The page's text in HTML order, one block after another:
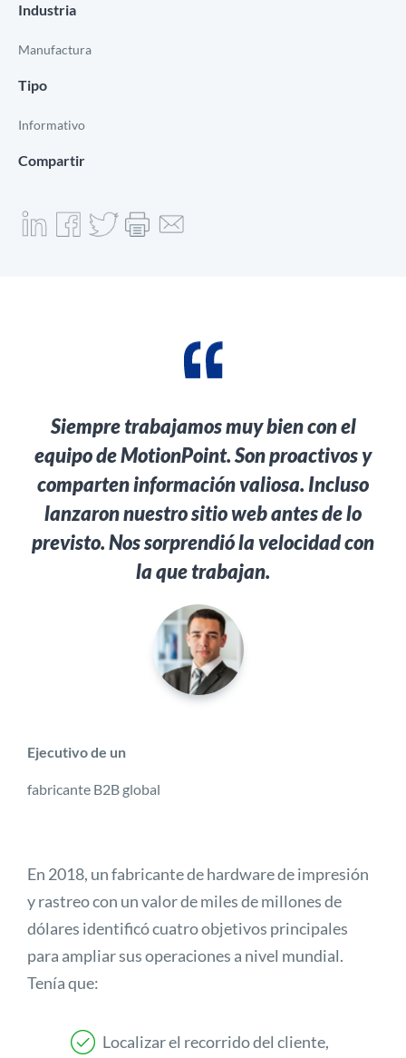
Industria
Manufactura
Tipo
Informativo
Compartir
Siempre trabajamos muy bien con el
equipo de MotionPoint. Son proactivos y
comparten información valiosa. Incluso
lanzaron nuestro sitio web antes de lo
previsto. Nos sorprendió la velocidad con
la que trabajan.
Ejecutivo de un
fabricante B2B global
En 2018, un fabricante de hardware de impresión
y rastreo con un valor de miles de millones de
dólares identificó cuatro objetivos principales
para ampliar sus operaciones a nivel mundial.
Tenía que:
Localizar el recorrido del cliente,